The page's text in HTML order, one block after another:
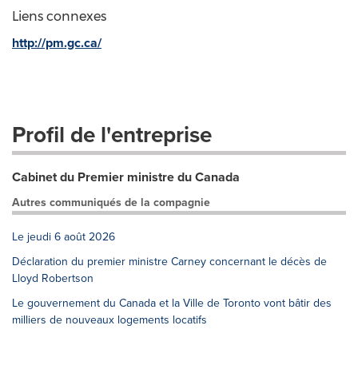
Liens connexes
http://pm.gc.ca/
Profil de l'entreprise
Cabinet du Premier ministre du Canada
Autres communiqués de la compagnie
Le jeudi 6 août 2026
Déclaration du premier ministre Carney concernant le décès de
Lloyd Robertson
Le gouvernement du Canada et la Ville de Toronto vont bâtir des
milliers de nouveaux logements locatifs